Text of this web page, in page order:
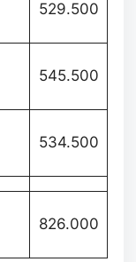
529.500
545.500
534.500
826.000